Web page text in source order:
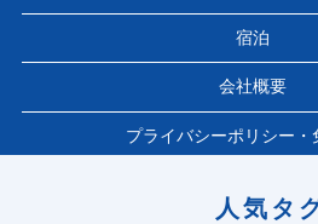
宿泊
会社概要
プライバシーポリシー・
人気タ